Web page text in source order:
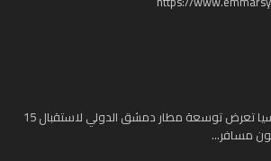
روسيا تعرض توسعة مطار دمشق الدولي لاستقبال 15
مسافر...